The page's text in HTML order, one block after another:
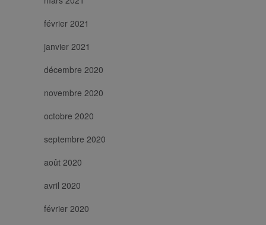
février 2021
janvier 2021
décembre 2020
novembre 2020
octobre 2020
septembre 2020
août 2020
avril 2020
février 2020